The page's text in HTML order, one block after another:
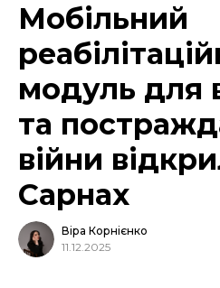
Мобільний
модуль для
та
війни
Сарнах
Віра Корнієнко
11.12.2025